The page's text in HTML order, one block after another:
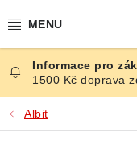
na
ČESKÉ KAMENY
ŠPERKY
1500 Kč doprava
Albit